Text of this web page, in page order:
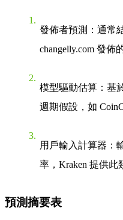
發佈者預測 ：通常
changelly.com 發佈
模型驅動估算 ：基
週期假設，如
用戶輸入計算器 ：
率，Kraken 提供此
預測摘要表